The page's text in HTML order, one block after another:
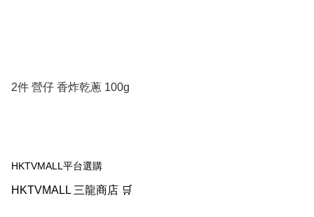
2件 營仔 香炸乾蔥 100g
HKTVMALL平台選購
HKTVMALL 三龍商店 🛒